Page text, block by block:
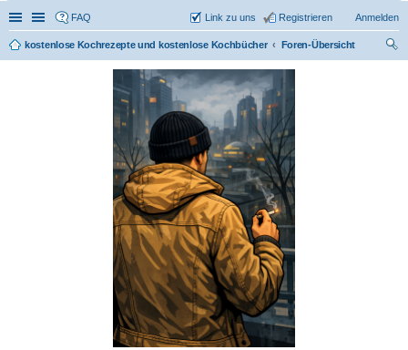
Schnellzugriff
Linkliste
FAQ Anmelden
Registrieren
Link zu uns
kostenlose Kochrezepte und kostenlose Kochbücher
Foren-Übersicht